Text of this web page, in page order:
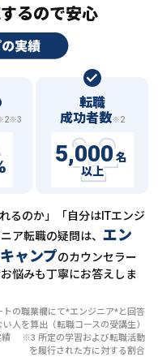
るので安心
転職
成功者数※2
5,000 名
以上
るのか」「自分はITエンジ
ア転職の疑問は、 エン
ャンプのカウンセラー
悩みも丁寧にお答えしま
の職業欄にて*エンジニア*と回答
い人を算出（転職コースの受講生）
績 ※3 所定の学習および転職活動
を履行された方に対する割合